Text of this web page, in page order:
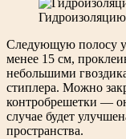
Следующую полосу
менее 15 см,
небольшими
стиплера. Можно
контробрешетки —
случае будет
пространства.